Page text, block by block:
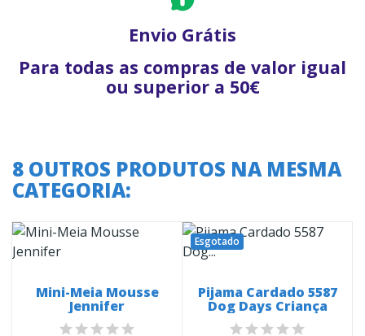
Envio Grátis
Para todas as compras de valor igual
ou superior a 50€
8 OUTROS PRODUTOS NA MESMA
CATEGORIA:
Mini-Meia Mousse
Jennifer
Esgotado
Pijama Cardado 5587
Dog Days Criança